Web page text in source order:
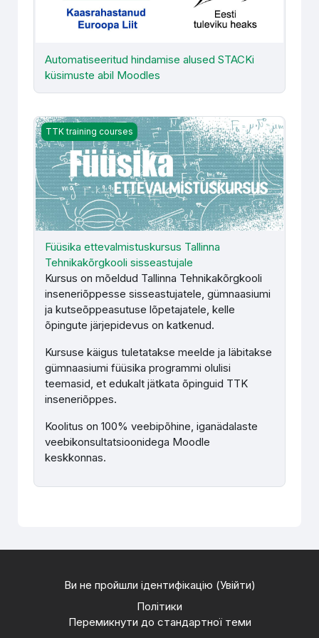
Automatiseeritud hindamise alused STACKi
küsimuste abil Moodles
Füüsika ettevalmistuskursus Tallinna Tehnikakõrgkooli
TTK training courses
Füüsika ettevalmistuskursus Tallinna
Tehnikakõrgkooli sisseastujale
Kursus on mõeldud Tallinna Tehnikakõrgkooli
inseneriõppesse sisseastujatele, gümnaasiumi
ja kutseõppeasutuse lõpetajatele, kelle
õpingute järjepidevus on katkenud.
Kursuse käigus tuletatakse meelde ja läbitakse
gümnaasiumi füüsika programmi olulisi
teemasid, et edukalt jätkata õpinguid TTK
inseneriõppes.
Koolitus on 100% veebipõhine, iganädalaste
veebikonsultatsioonidega Moodle
keskkonnas.
Ви не пройшли ідентифікацію (Увійти)
Політики
Перемикнути до стандартної теми